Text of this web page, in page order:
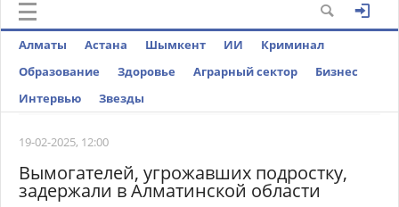
Алматы Астана Шымкент ИИ
Криминал
Образование
Здоровье Аграрный сектор
Бизнес
Интервью
Звезды
19-02-2025, 12:00
Вымогателей, угрожавших подростку,
задержали в Алматинской области